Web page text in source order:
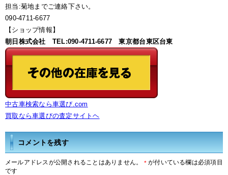
担当:菊地までご連絡下さい。
090-4711-6677
【ショップ情報】
朝日株式会社 TEL:090-4711-6677 東京都台東区台東
中古車検索なら車選び.com
買取なら車選びの査定サイトヘ
コメントを残す
メールアドレスが公開されることはありません。 *が付いている欄は必須項目
です